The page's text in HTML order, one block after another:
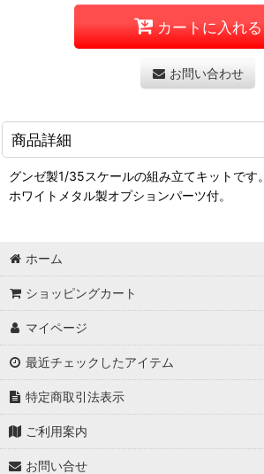
カートに入れる
お問い合わせ
商品詳細
グンゼ製1/35スケールの組み立てキットです。
ホワイトメタル製オプションパーツ付。
ホーム
ショッピングカート
マイページ
最近チェックしたアイテム
特定商取引法表示
ご利用案内
お問い合せ